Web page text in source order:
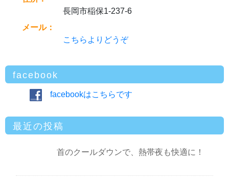
長岡市稲保1-237-6
メール：
こちらよりどうぞ
facebook
facebookはこちらです
最近の投稿
首のクールダウンで、熱帯夜も快適に！